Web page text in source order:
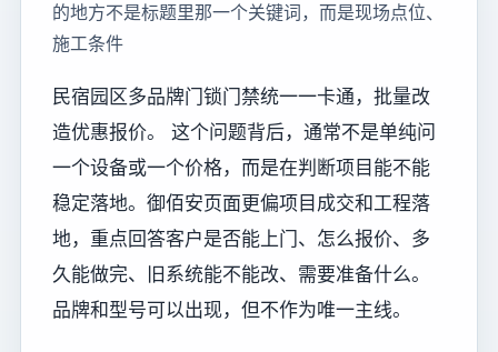
的地方不是标题里那一个关键词，而是现场点位、
施工条件
民宿园区多品牌门锁门禁统一一卡通，批量改
造优惠报价。 这个问题背后，通常不是单纯问
一个设备或一个价格，而是在判断项目能不能
稳定落地。御佰安页面更偏项目成交和工程落
地，重点回答客户是否能上门、怎么报价、多
久能做完、旧系统能不能改、需要准备什么。
品牌和型号可以出现，但不作为唯一主线。